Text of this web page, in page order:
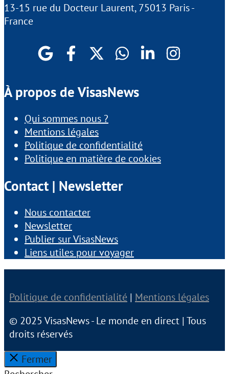
13-15 rue du Docteur Laurent, 75013 Paris -
France
À propos de VisasNews
Qui sommes nous ?
Mentions légales
Politique de confidentialité
Politique en matière de cookies
Contact | Newsletter
Nous contacter
Newsletter
Publier sur VisasNews
Liens utiles pour voyager
Politique de confidentialité | Mentions légales
© 2025 VisasNews - Le monde en direct | Tous
droits réservés
Fermer